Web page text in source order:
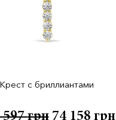
Крест с бриллиантами
597грн 74 158 грн